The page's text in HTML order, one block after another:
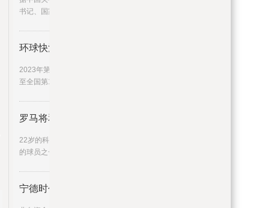
书记、国家外汇局局长潘功胜
环球快消息！中央确定天津为全国
2023年第1季度，天津GDP被宁波超越，下降
至全国第12位。如今，说到我国
罗马将和国米竞争都灵队1500万欧
22岁的科特迪瓦中后卫辛戈是都灵队愿意出售
的球员之一，都灵队为这名球
宁德时代获北向资金净买入4.49亿